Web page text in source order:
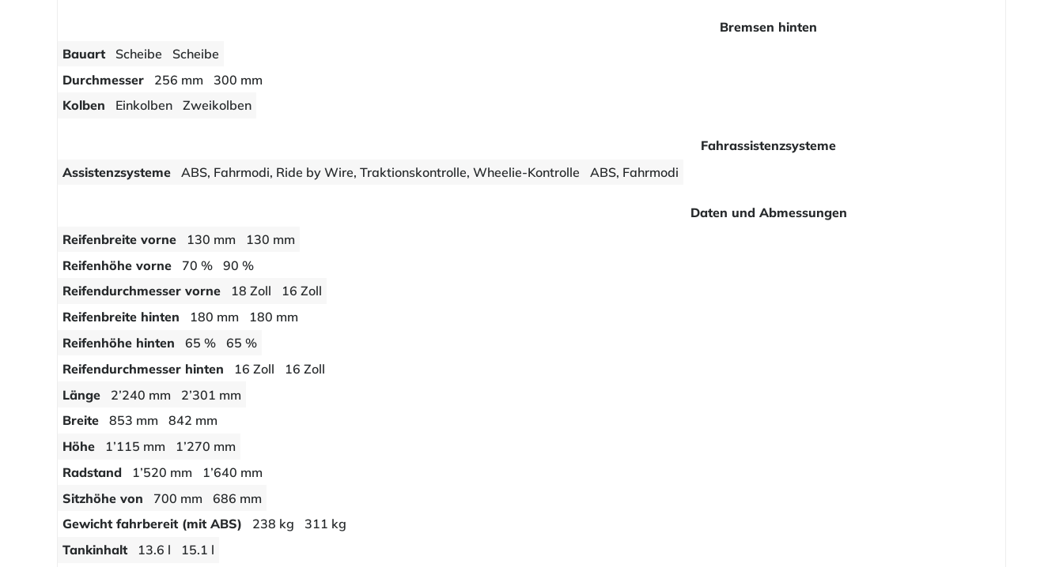
Bremsen hinten
Bauart
Scheibe
Scheibe
Durchmesser
256 mm
300 mm
Kolben
Einkolben Zweikolben
Fahrassistenzsysteme
Assistenzsysteme
ABS, Fahrmodi, Ride by Wire, Traktionskontrolle, Wheelie-Kontrolle ABS, Fahrmodi
Daten und Abmessungen
Reifenbreite vorne
130 mm
130 mm
Reifenhöhe vorne
70 %
90 %
Reifendurchmesser vorne
18 Zoll
16 Zoll
Reifenbreite hinten
180 mm
180 mm
Reifenhöhe hinten
65 %
65 %
Reifendurchmesser hinten
16 Zoll
16 Zoll
Länge
2’240 mm
2’301 mm
Breite
853 mm
842 mm
Höhe
1’115 mm
1’270 mm
Radstand
1’520 mm
1’640 mm
Sitzhöhe von
700 mm
686 mm
Gewicht fahrbereit (mit ABS)
238 kg
311 kg
Tankinhalt
13.6 l
15.1 l